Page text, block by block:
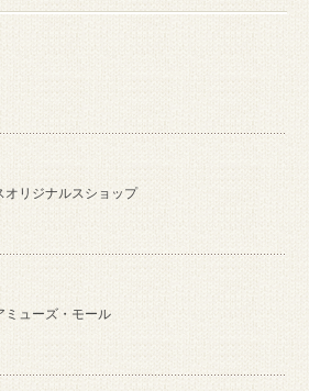
オリジナルスショップ
ミューズ・モール